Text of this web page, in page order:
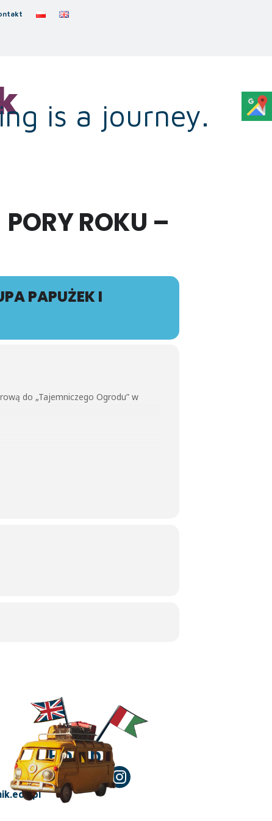
is a journey.
ROKU –
PAPUŻEK I
do „Tajemniczego Ogrodu” w
„ Pierwsze listki ”.
jak rośliny „budzą się” po zimie
Polub!